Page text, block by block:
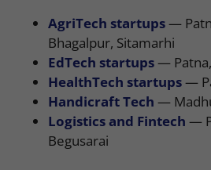
AgriTech startups—
Bhagalpur, Sitamarhi
EdTech startups—
HealthTech startups—
Handicraft Tech —
Logistics and Fintech —
Begusarai